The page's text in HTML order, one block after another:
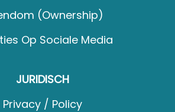
(Ownership)
Op Sociale Media
JURIDISCH
Privacy / Policy